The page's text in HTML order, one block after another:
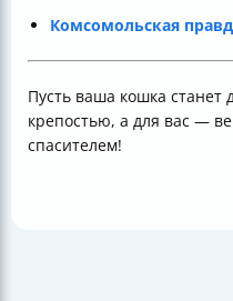
Комсомольская
Пусть ваша кошка станет
крепостью, а для вас —
спасителем!